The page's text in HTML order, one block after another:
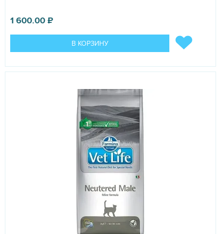
1 600.00₽
В КОРЗИНУ